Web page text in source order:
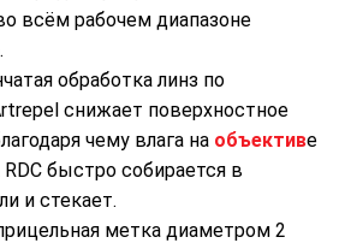
всём рабочем диапазоне
обработка линз по
снижает поверхностное
чему влага на объективе
быстро собирается в
и стекает.
метка диаметром 2